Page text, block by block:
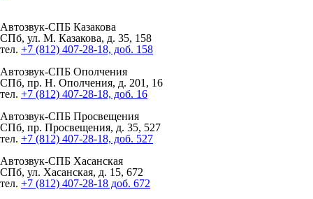
Автозвук-СПБ Казакова
СПб, ул. М. Казакова, д. 35, 158
тел. +7 (812) 407-28-18, доб. 158
Автозвук-СПБ Ополчения
СПб, пр. Н. Ополчения, д. 201, 16
тел. +7 (812) 407-28-18, доб. 16
Автозвук-СПБ Просвещения
СПб, пр. Просвещения, д. 35, 527
тел. +7 (812) 407-28-18, доб. 527
Автозвук-СПБ Хасанская
СПб, ул. Хасанская, д. 15, 672
тел. +7 (812) 407-28-18 доб. 672